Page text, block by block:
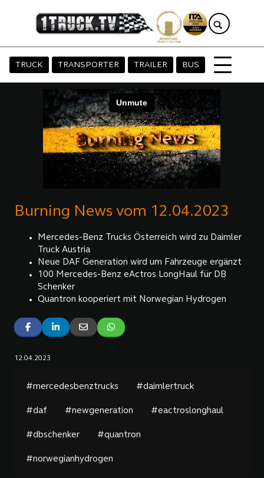
TRUCK TRANSPORTER TRAILER BUS
Burning News vom 12.04.2023
Mercedes-Benz Trucks Österreich wird zu Daimler
Truck Austria
Neue DAF Generation wird um Fahrzeuge ergänzt
100 Mercedes-Benz eActros LongHaul für DB
Schenker
Quantron kooperiert mit Norwegian Hydrogen
12.04.2023
#mercedesbenztrucks #daimlertruck
#daf #newgeneration #eactroslonghaul
#dbschenker #quantron
#norwegianhydrogen